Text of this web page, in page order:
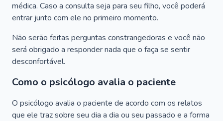
médica. Caso a consulta seja para seu filho, você poderá
entrar junto com ele no primeiro momento.
Não serão feitas perguntas constrangedoras e você não
será obrigado a responder nada que o faça se sentir
desconfortável.
Como o psicólogo avalia o paciente
O psicólogo avalia o paciente de acordo com os relatos
que ele traz sobre seu dia a dia ou seu passado e a forma